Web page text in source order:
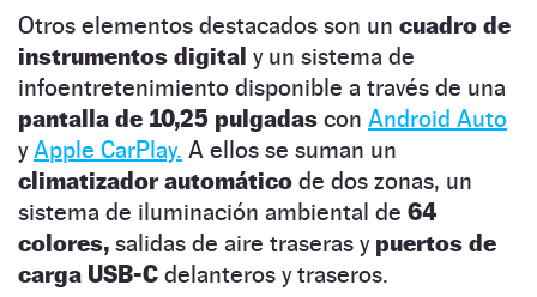
Otros elementos destacados son un cuadro de
instrumentos digital y un sistema de
infoentretenimiento disponible a través de una
pantalla de 10,25 pulgadas con Android Auto
yApple CarPlay. A ellos se suman un
climatizador automático de dos zonas, un
sistema de iluminación ambiental de 64
colores, salidas de aire traseras y puertos de
carga USB-C delanteros y traseros.